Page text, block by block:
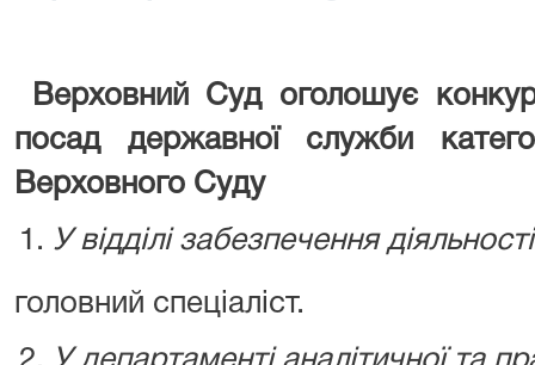
Верховний Суд оголошує
посад державної служби
Верховного Суду
У відділі забезпечення
головний спеціаліст.